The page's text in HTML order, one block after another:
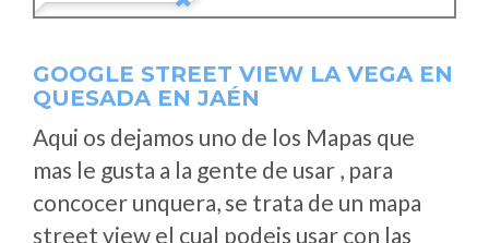
GOOGLE STREET VIEW LA VEGA EN
QUESADA EN JAÉN
Aqui os dejamos uno de los Mapas que
mas le gusta a la gente de usar , para
concocer unquera, se trata de un mapa
street view el cual podeis usar con las